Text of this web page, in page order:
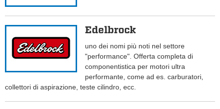
Edelbrock
uno dei nomi più noti nel settore
"performance". Offerta completa di
componentistica per motori ultra
performante, come ad es. carburatori,
collettori di aspirazione, teste cilindro, ecc.